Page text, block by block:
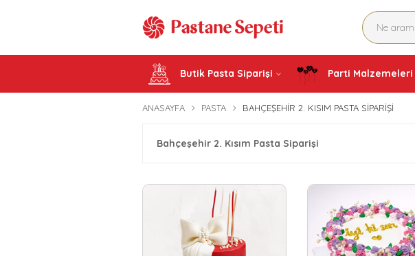
Butik Pasta Siparişi Parti Malzemeleri
ANASAYFA PASTA BAHÇEŞEHIR 2. KISIM PASTA SIPARIŞI
Bahçeşehir 2. Kısım Pasta Siparişi